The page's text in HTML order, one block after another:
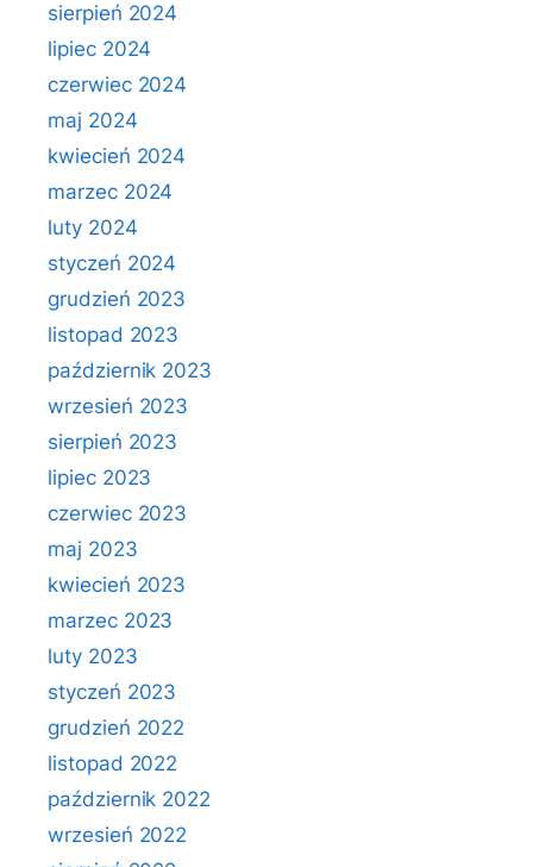
sierpień 2024
lipiec 2024
czerwiec 2024
maj 2024
kwiecień 2024
marzec 2024
luty 2024
styczeń 2024
grudzień 2023
listopad 2023
październik 2023
wrzesień 2023
sierpień 2023
lipiec 2023
czerwiec 2023
maj 2023
kwiecień 2023
marzec 2023
luty 2023
styczeń 2023
grudzień 2022
listopad 2022
październik 2022
wrzesień 2022